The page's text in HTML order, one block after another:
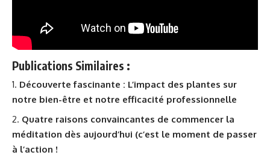
Publications Similaires :
Découverte fascinante : L’impact des plantes sur
notre bien-être et notre efficacité professionnelle
Quatre raisons convaincantes de commencer la
méditation dès aujourd’hui (c’est le moment de passer
à l’action !